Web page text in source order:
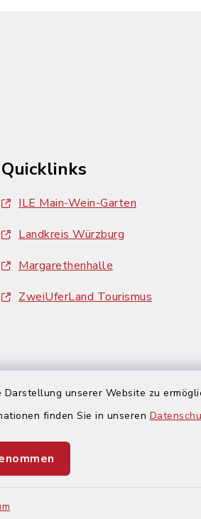
unserer Website zu
finden Sie in unseren
Quicklinks
ILE Main-Wein-Garten
Landkreis Würzburg
Margarethenhalle
ZweiUferLand Tourismus
Cookie-Einstellungen